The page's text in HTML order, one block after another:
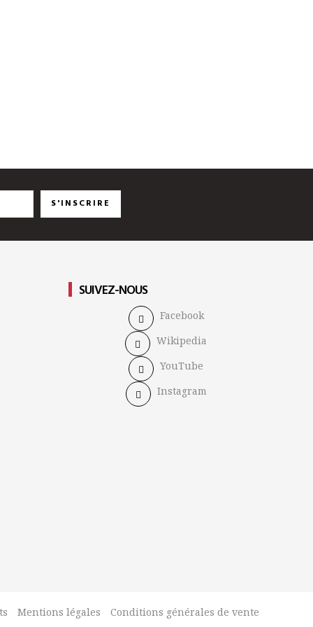
S'INSCRIRE
SUIVEZ-NOUS
Facebook
Wikipedia
YouTube
Instagram
Mentions légales Conditions générales de vente